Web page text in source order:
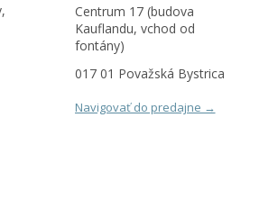
Centrum 17 (budova
Kauflandu, vchod od
fontány)
017 01 Považská Bystrica
Navigovať do predajne →